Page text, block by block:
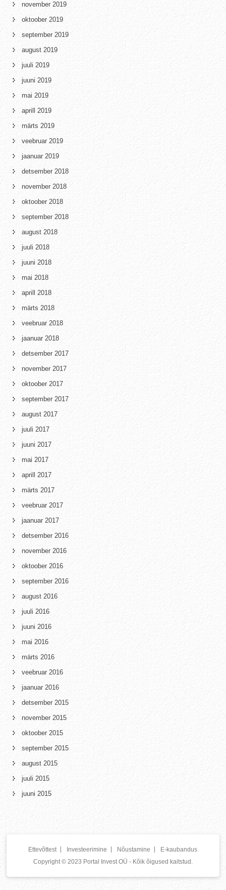
november 2019
oktoober 2019
september 2019
august 2019
juuli 2019
juuni 2019
mai 2019
aprill 2019
märts 2019
veebruar 2019
jaanuar 2019
detsember 2018
november 2018
oktoober 2018
september 2018
august 2018
juuli 2018
juuni 2018
mai 2018
aprill 2018
märts 2018
veebruar 2018
jaanuar 2018
detsember 2017
november 2017
oktoober 2017
september 2017
august 2017
juuli 2017
juuni 2017
mai 2017
aprill 2017
märts 2017
veebruar 2017
jaanuar 2017
detsember 2016
november 2016
oktoober 2016
september 2016
august 2016
juuli 2016
juuni 2016
mai 2016
märts 2016
veebruar 2016
jaanuar 2016
detsember 2015
november 2015
oktoober 2015
september 2015
august 2015
juuli 2015
juuni 2015
Ettevõttest Investeerimine Nõustamine
E-kaubandus
Copyright © 2023 Portal Invest OÜ - Kõik õigused kaitstud.